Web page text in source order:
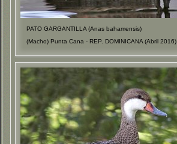
PATO GARGANTILLA (Anas bahamensis)
(Macho) Punta Cana - REP. DOMINICANA (Abril 2016)